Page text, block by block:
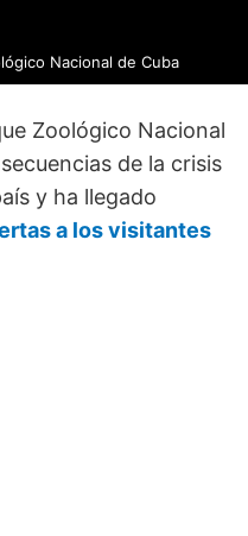
Nacional de Cuba
Zoológico Nacional
de la crisis
y ha llegado
a los visitantes